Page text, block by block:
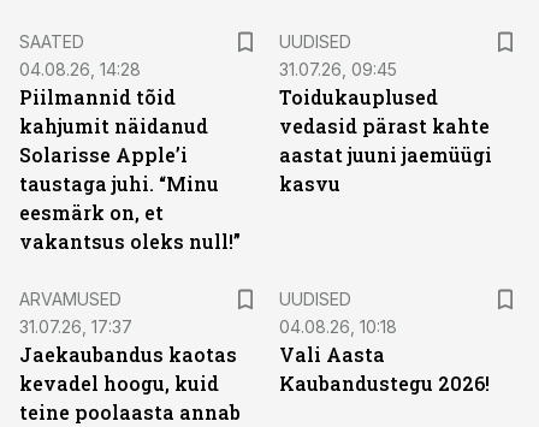
SAATED
04.08.26, 14:28
Piilmannid tõid
kahjumit näidanud
Solarisse Apple’i
taustaga juhi. “Minu
eesmärk on, et
vakantsus oleks null!”
UUDISED
31.07.26, 09:45
Toidukauplused
vedasid pärast kahte
aastat juuni jaemüügi
kasvu
ARVAMUSED
31.07.26, 17:37
Jaekaubandus kaotas
kevadel hoogu, kuid
teine poolaasta annab
UUDISED
04.08.26, 10:18
Vali Aasta
Kaubandustegu 2026!